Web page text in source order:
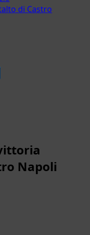
di Castro
Napoli